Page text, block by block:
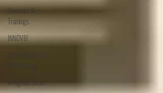
Seminare &
Trainings
INNOV8!
In eigener Sache